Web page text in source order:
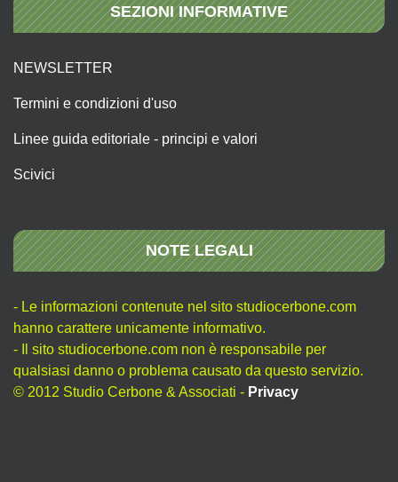
SEZIONI INFORMATIVE
NEWSLETTER
Termini e condizioni d'uso
Linee guida editoriale - principi e valori
Scivici
NOTE LEGALI
- Le informazioni contenute nel sito studiocerbone.com
hanno carattere unicamente informativo.
- Il sito studiocerbone.com non è responsabile per
qualsiasi danno o problema causato da questo servizio.
© 2012 Studio Cerbone & Associati - Privacy